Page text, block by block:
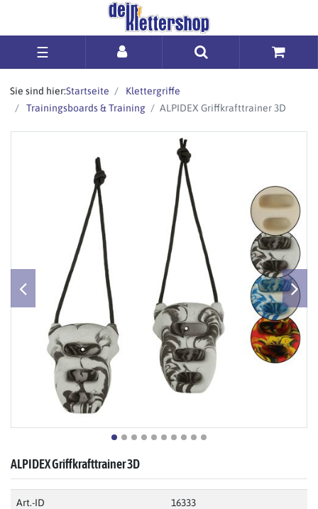
☰
Sie sind hier:Startseite
Klettergriffe
Trainingsboards & Training
ALPIDEX Griffkrafttrainer 3D
ALPIDEX Griffkrafttrainer 3D
Art.-ID 16333